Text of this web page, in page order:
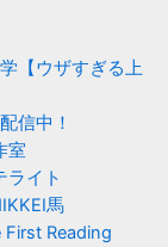
【ウザすぎる上
信中！
室
ライト
馬
First Reading